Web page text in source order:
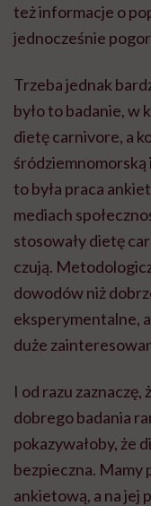
też informacje o
jednocześnie
Trzeba jednak
było to badanie, w
dietę carnivore, a
to była praca
mediach
stosowały dietę
czują.
dowodów niż
eksperymentalne,
duże
I od razu zaznaczę,
dobrego badania
pokazywałoby, że
bezpieczna. Mamy
ankietową, a na jej